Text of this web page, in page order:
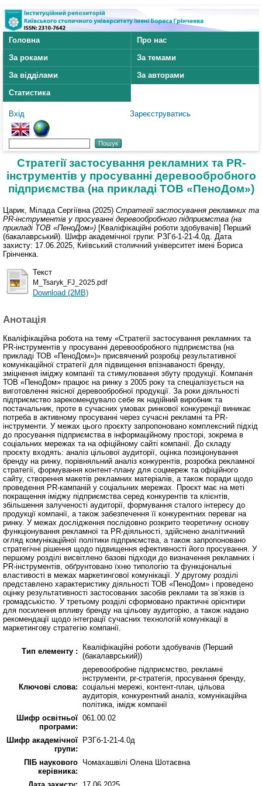
Головна
Про нас
За роками
За темами
За відділами
За авторами
Статистика
Вхід Зареєструватись
Стратегії застосування рекламних та PR-
інструментів у просуванні деревообробного
підприємства (на прикладі ТОВ «ПеноДом»)
Царик, Мілада Сергіївна (2025) Стратегії застосування рекламних та
PR-інструментів у просуванні деревообробного підприємства (на
прикладі ТОВ «ПеноДом») [Кваліфікаційні роботи здобувачів] Перший
(бакалаврський). Шифр академічної групи: РЗГб-1-21-4.0д. Дата
захисту: 17.06.2025, Київський столичний університет імені Бориса
Грінченка.
Текст
M_Tsaryk_FJ_2025.pdf
Download (2MB)
Анотація
Кваліфікаційна робота на тему «Стратегії застосування рекламних та
PR-інструментів у просуванні деревообробного підприємства (на
прикладі ТОВ «ПеноДом»)» присвячений розробці результативної
комунікаційної стратегії для підвищення впізнаваності бренду,
зміцнення іміджу компанії та стимулювання збуту продукції. Компанія
ТОВ «ПеноДом» працює на ринку з 2005 року та спеціалізується на
виготовленні якісної деревообробної продукції. За роки діяльності
підприємство зарекомендувало себе як надійний виробник та
постачальник, проте в сучасних умовах ринкової конкуренції виникає
потреба в активному просуванні через сучасні рекламні та PR-
інструменти. У межах цього проєкту запропоновано комплексний підхід
до просування підприємства в інформаційному просторі, зокрема в
соціальних мережах та на офіційному сайті компанії. До складу
проєкту входять: аналіз цільової аудиторії, оцінка позиціонування
бренду на ринку, порівняльний аналіз конкурентів, розробка рекламної
стратегії, формування контент-плану для соцмереж та офіційного
сайту, створення макетів рекламних матеріалів, а також поради щодо
проведення PR-кампаній у соціальних мережах. Проєкт має на меті
покращення іміджу підприємства серед конкурентів та клієнтів,
збільшення залученості аудиторії, формування сталого інтересу до
продукції компанії, а також забезпечення її конкурентних переваг на
ринку. У межах дослідження послідовно розкрито теоретичну основу
функціонування рекламної та PR-діяльності, здійснено аналітичний
огляд комунікаційної політики підприємства, а також запропоновано
стратегічні рішення щодо підвищення ефективності його просування. У
першому розділі висвітлено базові підходи до визначення рекламних і
PR-інструментів, обґрунтовано їхню типологію та функціональні
властивості в межах маркетингової комунікації. У другому розділі
представлено характеристику діяльності ТОВ «ПеноДом» і проведено
оцінку результативності застосованих засобів реклами та зв’язків із
громадськістю. У третьому розділі сформовано практичні орієнтири
для посилення впливу бренду на цільову аудиторію, а також надано
рекомендації щодо інтеграції сучасних технологій комунікації в
маркетингову стратегію компанії.
Тип елементу :
Кваліфікаційні роботи здобувачів (Перший
(бакалаврський))
Ключові слова:
деревообробне підприємство, рекламні
інструменти, pr-стратегія, просування бренду,
соціальні мережі, контент-план, цільова
аудиторія, конкурентний аналіз, комунікаційна
політика, імідж компанії
Шифр освітньої
програми:
061.00.02
Шифр академічної
групи:
РЗГб-1-21-4.0д
ПІБ наукового
керівника:
Чомахашвілі Олена Шотаєвна